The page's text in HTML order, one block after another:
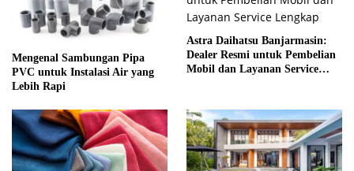
Mengenal Sambungan Pipa
PVC untuk Instalasi Air yang
Lebih Rapi
Astra Daihatsu Banjarmasin:
Dealer Resmi untuk Pembelian
Mobil dan Layanan Service